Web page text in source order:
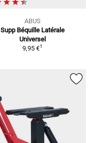
ABUS
Supp Béquille Latérale
Universel
9,95 €1